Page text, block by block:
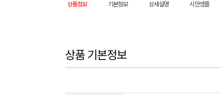
상품정보 기본정보 상세설명 시안샘플
상품 기본정보